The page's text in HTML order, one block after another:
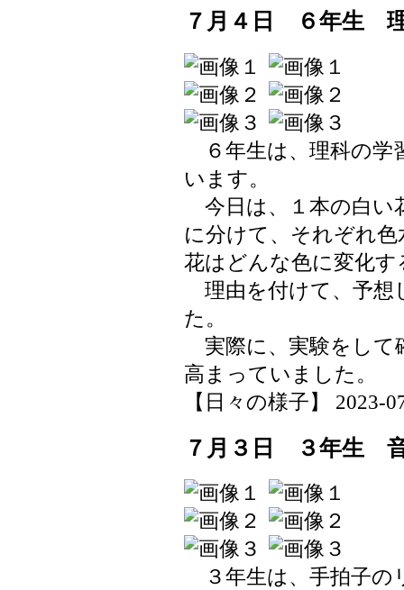
７月４日 ６年生
６年生は、理科の学
います。
今日は、１本の白い
に分けて、それぞれ
花はどんな色に変化
理由を付けて、予想
た。
実際に、実験をして
高まっていました。
【日々の様子】 2023-
７月３日 ３年生
３年生は、手拍子の